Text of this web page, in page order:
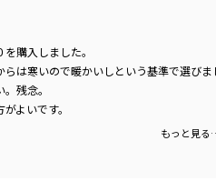
購入しました。
は寒いので暖かいしという基準で選びま
残念。
よいです。
もっと見
ンツ